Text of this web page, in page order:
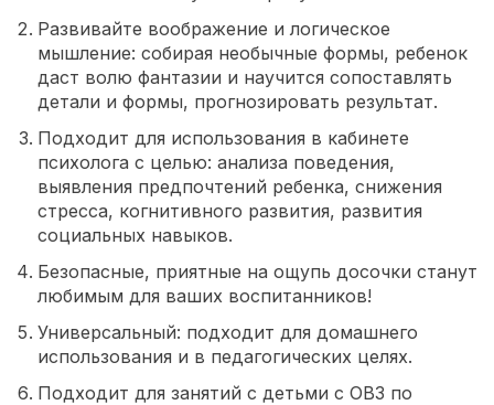
Развивайте воображение и логическое
мышление: собирая необычные формы, ребенок
даст волю фантазии и научится сопоставлять
детали и формы, прогнозировать результат.
Подходит для использования в кабинете
психолога с целью: анализа поведения,
выявления предпочтений ребенка, снижения
стресса, когнитивного развития, развития
социальных навыков.
Безопасные, приятные на ощупь досочки станут
любимым для ваших воспитанников!
Универсальный: подходит для домашнего
использования и в педагогических целях.
Подходит для занятий с детьми с ОВЗ по